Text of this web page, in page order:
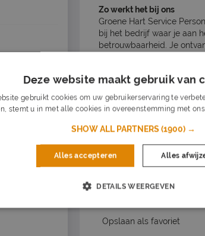
Zo werkt het bij ons
Groene Hart Service
bij het bedrijf waar je aan
betrouwbaarheid. Je
bij onze planners.
Salarisomschrijving
€ 3.000 - € 3.700 per
Opslaan als favoriet
Deze website maakt gebruik van
gebruikt cookies om uw gebruikerservaring te
stemt u in met alle cookies in overeenstemming met
SHOW ALL PARTNERS (1900) →
Alles accepteren Alles
DETAILS WEERGEVEN